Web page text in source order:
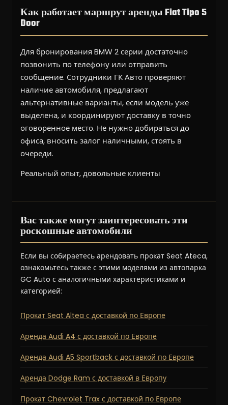
Как работает маршрут аренды Fiat Tipo 5
Door
Для бронирования BMW 2 серии достаточно
позвонить по телефону или отправить
сообщение. Сотрудники ГК Авто проверяют
наличие автомобиля, предлагают
альтернативные варианты, если модель уже
выделена, и координируют доставку в точно
оговоренное место. Не нужно добираться до
офиса, вносить залог наличными, стоять в
очереди.
Реальный опыт, довольные клиенты
Вас также могут заинтересовать эти
роскошные автомобили
Если вы собираетесь арендовать прокат Seat Ateca,
ознакомьтесь также с этими моделями из автопарка
GC Auto с аналогичными характеристиками и
категорией:
Прокат Seat Altea с доставкой по Европе
Аренда Audi A4 с доставкой по Европе
Аренда Audi A5 Sportback с доставкой по Европе
Аренда Dodge Ram с доставкой в Европу
Прокат Chevrolet Trax с доставкой по Европе